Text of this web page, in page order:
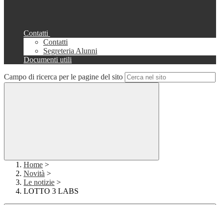
Contatti
Contatti
Segreteria Alunni
Documenti utili
Campo di ricerca per le pagine del sito
Home >
Novità >
Le notizie >
LOTTO 3 LABS